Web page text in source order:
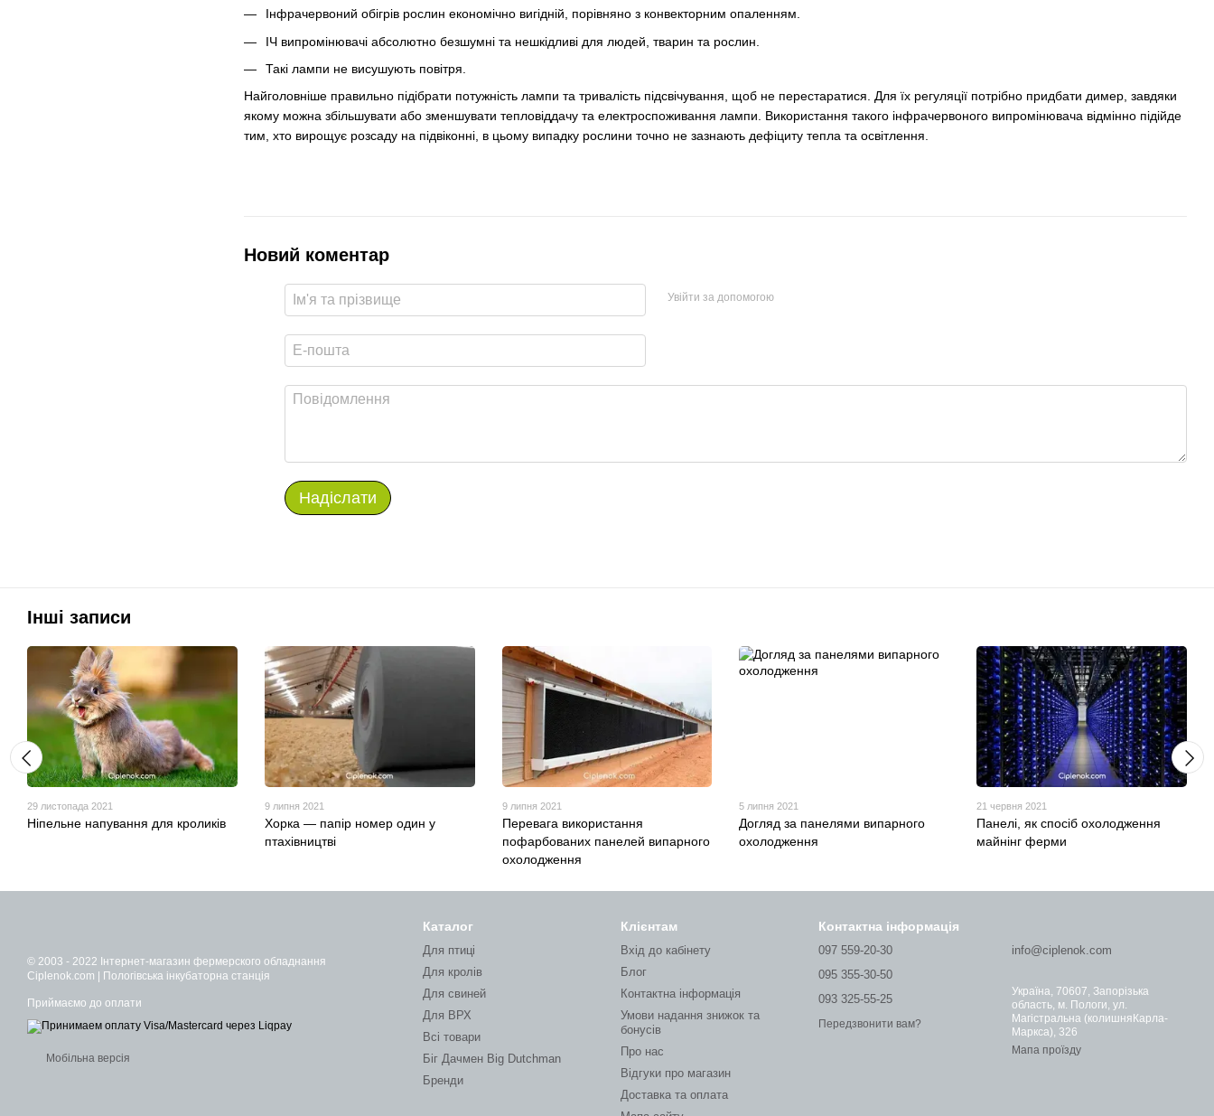
Інфрачервоний обігрів рослин економічно вигідній, порівняно з конвекторним опаленням.
ІЧ випромінювачі абсолютно безшумні та нешкідливі для людей, тварин та рослин.
Такі лампи не висушують повітря.
Найголовніше правильно підібрати потужність лампи та тривалість підсвічування, щоб не перестаратися. Для їх регуляції потрібно придбати димер, завдяки
якому можна збільшувати або зменшувати тепловіддачу та електроспоживання лампи. Використання такого інфрачервоного випромінювача відмінно підійде
тим, хто вирощує розсаду на підвіконні, в цьому випадку рослини точно не зазнають дефіциту тепла та освітлення.
Новий коментар
Увійти за допомогою
Надіслати
Інші записи
29 листопада 2021
Ніпельне напування для кроликів
9 липня 2021
Хорка — папір номер один у
птахівництві
9 липня 2021
Перевага використання
пофарбованих панелей випарного
охолодження
5 липня 2021
Догляд за панелями випарного
охолодження
21 червня 2021
Панелі, як спосіб охолодження
майнінг ферми
© 2003 - 2022 Інтернет-магазин фермерского обладнання
Ciplenok.com | Пологівська інкубаторна станція
Приймаємо до оплати
Мобільна версія
Каталог
Для птиці
Для кролів
Для свиней
Для ВРХ
Всі товари
Біг Дачмен Big Dutchman
Бренди
Клієнтам
Вхід до кабінету
Блог
Контактна інформація
Умови надання знижок та
бонусів
Про нас
Відгуки про магазин
Доставка та оплата
Контактна інформація
097 559-20-30
095 355-30-50
093 325-55-25
Передзвонити вам?
info@ciplenok.com
Україна, 70607, Запорізька
область, м. Пологи, ул.
Магістральна (колишняКарла-
Маркса), 326
Мапа проїзду